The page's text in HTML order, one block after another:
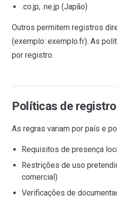
.co.jp, .ne.jp (Japão)
Outros permitem registros
(exemplo: exemplo.fr). As
por registro.
Políticas de
As regras variam por país e
Requisitos de presença
Restrições de uso
comercial)
Verificações de